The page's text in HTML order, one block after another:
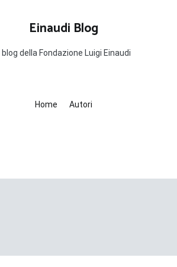
Einaudi Blog
Il blog della Fondazione Luigi Einaudi
Home Autori